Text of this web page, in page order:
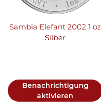
Sambia Elefant 2002 1 oz
Silber
Benachrichtigung
aktivieren